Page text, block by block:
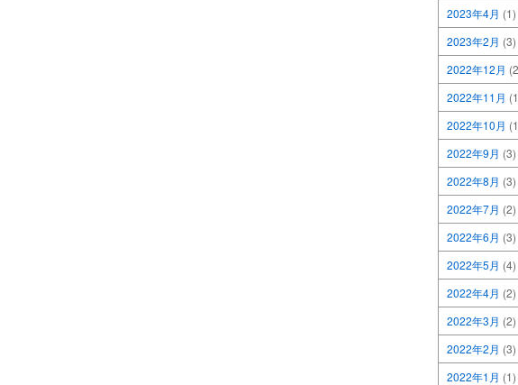
2023年4月 (1)
2023年2月 (3)
2022年12月
2022年11月
2022年10月
2022年9月 (3)
2022年8月 (3)
2022年7月 (2)
2022年6月 (3)
2022年5月 (4)
2022年4月 (2)
2022年3月 (2)
2022年2月 (3)
2022年1月 (1)